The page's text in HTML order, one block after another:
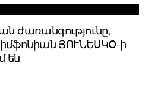
ժառանգությունը,
ՅՈՒՆԵՍԿՕ-ի
են